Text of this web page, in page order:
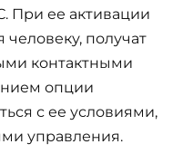
При ее активации
человеку, получат
контактными
опции
с ее условиями,
управления.